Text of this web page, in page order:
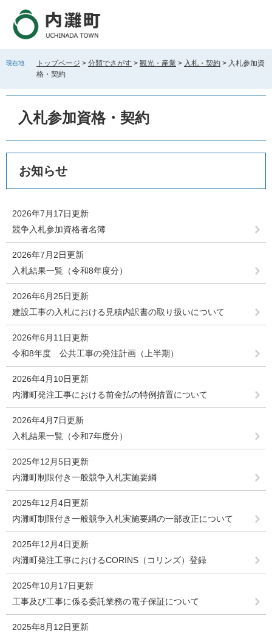
す
し
現在地 トップページ > 分類でさがす > 観光・産業 > 入札・契約 > 入札参加資
格・契約
入札参加資格・契約
お知らせ
2026年7月17日更新
競争入札参加資格者名簿
2026年7月2日更新
入札結果一覧（令和8年度分）
2026年6月25日更新
建設工事の入札における見積内訳書の取り扱いについて
2026年6月11日更新
令和8年度 公共工事の発注計画（上半期）
2026年4月10日更新
内灘町発注工事における前金払の特例措置について
2026年4月7日更新
入札結果一覧（令和7年度分）
2025年12月5日更新
内灘町制限付き一般競争入札実施要綱
2025年12月4日更新
内灘町制限付き一般競争入札実施要綱の一部改正について
2025年12月4日更新
内灘町発注工事におけるCORINS（コリンズ）登録
2025年10月17日更新
工事及び工事に係る委託業務の電子保証について
2025年8月12日更新